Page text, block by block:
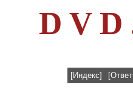
D V D
[Индекс]